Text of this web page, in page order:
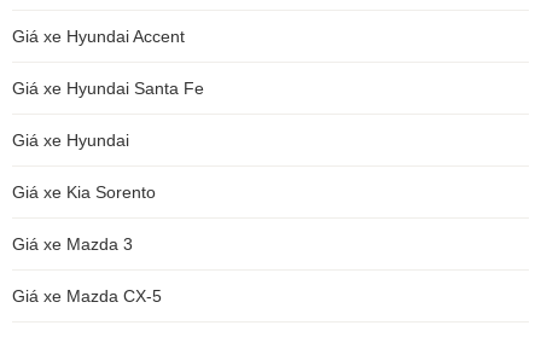
Giá xe Hyundai Accent
Giá xe Hyundai Santa Fe
Giá xe Hyundai
Giá xe Kia Sorento
Giá xe Mazda 3
Giá xe Mazda CX-5